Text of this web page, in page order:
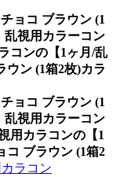
ョコ ブラウン (1
乱視用カラーコン
コンの【1ヶ月/乱
ウン (1箱2枚)カラ
ョコ ブラウン (1
乱視用カラーコン
用カラコンの【1
コ ブラウン (1箱2
ラコン